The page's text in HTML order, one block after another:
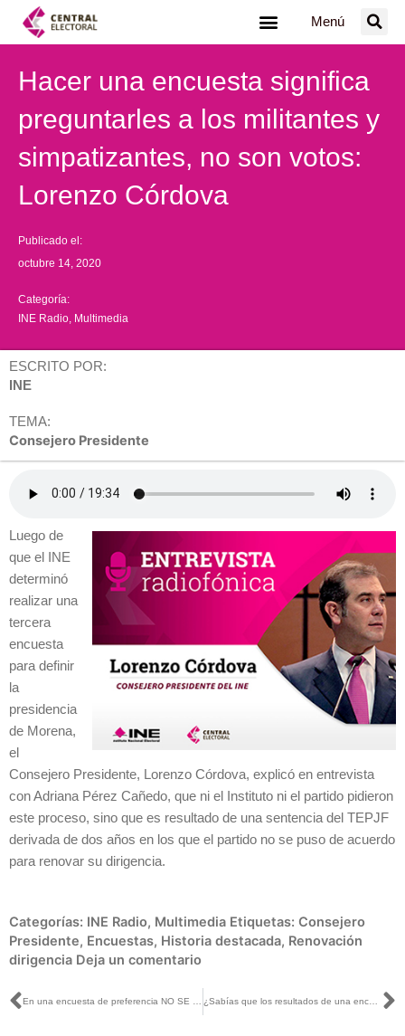
Menú
Hacer una encuesta significa
preguntarles a los militantes y
simpatizantes, no son votos:
Lorenzo Córdova
Publicado el:
octubre 14, 2020
Categoría:
INE Radio Multimedia
ESCRITO POR:
INE
TEMA:
Consejero Presidente
Luego de
que el INE
determinó
realizar una
tercera
encuesta
para definir
la
presidencia
de Morena,
el
Consejero Presidente, Lorenzo Córdova, explicó en entrevista
con Adriana Pérez Cañedo, que ni el Instituto ni el partido pidieron
este proceso, sino que es resultado de una sentencia del TEPJF
derivada de dos años en los que el partido no se puso de acuerdo
para renovar su dirigencia.
Categorías: INE Radio, Multimedia Etiquetas: Consejero
Presidente, Encuestas, Historia destacada, Renovación
dirigencia Deja un comentario
Ant ¿Sabías que los resultados de una encuesta de reconocimiento no son iguales a los de una encuesta de preferencia?